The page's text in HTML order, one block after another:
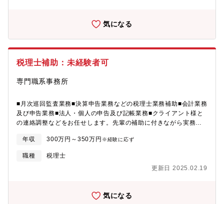
気になる
税理士補助：未経験者可
専門職系事務所
■月次巡回監査業務■決算申告業務などの税理士業務補助■会計業務
及び申告業務■法人・個人の申告及び記帳業務■クライアント様と
の連絡調整などをお任せします。先輩の補助に付きながら実務を
人。5名の税理士が法人/個人の相続対策、病医院経営に関する支
援業務などを行っています。《事務所の魅力》税理士事務所では
県内上位。経営基盤も安定しています。代表は、徳島県税理士会
会長を務めていました。週休2日制で年間休日は128日。仕事と私
年収 300万円～350万円 ※経験に応ず
職種
税理士
更新日 2025.02.19
気になる